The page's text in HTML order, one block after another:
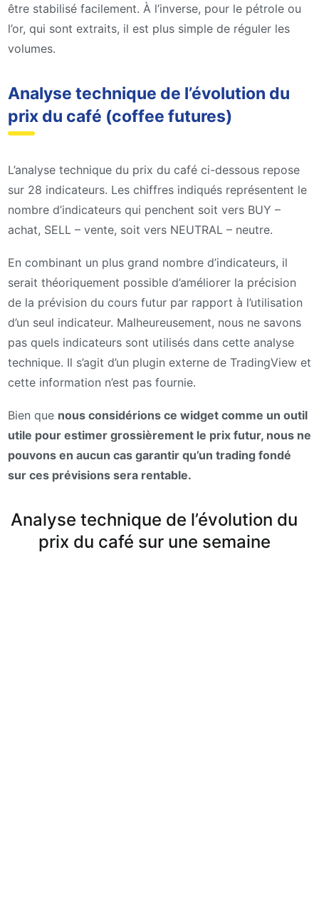
être stabilisé facilement. À l’inverse, pour le pétrole ou
l’or, qui sont extraits, il est plus simple de réguler les
volumes.
Analyse technique de l’évolution du
prix du café (coffee futures)
L’analyse technique du prix du café ci-dessous repose
sur 28 indicateurs. Les chiffres indiqués représentent le
nombre d’indicateurs qui penchent soit vers BUY –
achat, SELL – vente, soit vers NEUTRAL – neutre.
En combinant un plus grand nombre d’indicateurs, il
serait théoriquement possible d’améliorer la précision
de la prévision du cours futur par rapport à l’utilisation
d’un seul indicateur. Malheureusement, nous ne savons
pas quels indicateurs sont utilisés dans cette analyse
technique. Il s’agit d’un plugin externe de TradingView et
cette information n’est pas fournie.
Bien que nous considérions ce widget comme un outil
utile pour estimer grossièrement le prix futur, nous ne
pouvons en aucun cas garantir qu’un trading fondé
sur ces prévisions sera rentable.
Analyse technique de l’évolution du
prix du café sur une semaine